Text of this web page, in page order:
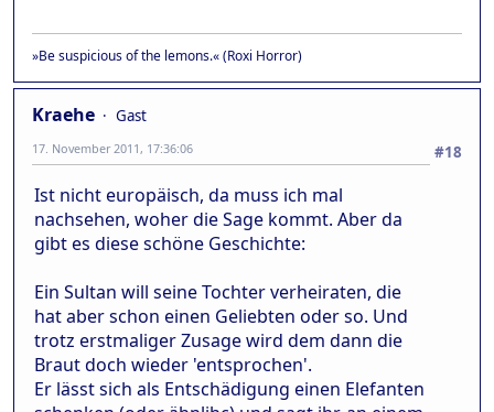
»Be suspicious of the lemons.« (Roxi Horror)
Kraehe
Gast
#18
17. November 2011, 17:36:06
Ist nicht europäisch, da muss ich mal
nachsehen, woher die Sage kommt. Aber da
gibt es diese schöne Geschichte:
Ein Sultan will seine Tochter verheiraten, die
hat aber schon einen Geliebten oder so. Und
trotz erstmaliger Zusage wird dem dann die
Braut doch wieder 'entsprochen'.
Er lässt sich als Entschädigung einen Elefanten